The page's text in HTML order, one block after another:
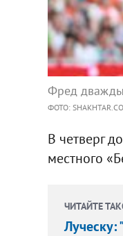
Фред дважды
ФОТО:
В четверг
местного
ЧИТАЙТЕ
Луческу: